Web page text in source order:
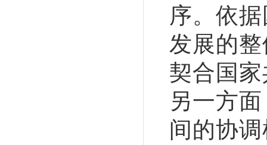
序。依
发展的
契合国
另一方
间的协